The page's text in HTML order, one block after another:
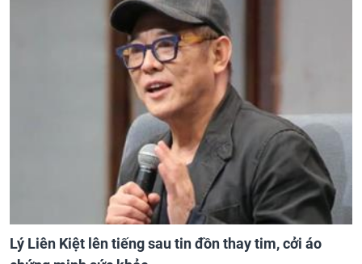
Lý Liên Kiệt lên tiếng sau tin đồn thay tim, cởi áo